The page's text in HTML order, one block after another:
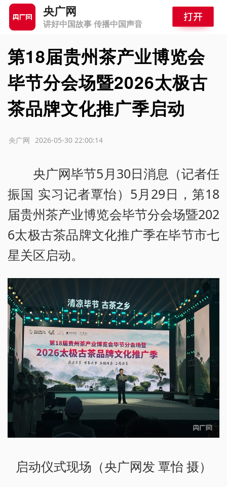
央广网
讲好中国故事 传播中国声音
第18届贵州茶产业博览会
毕节分会场暨2026太极古
茶品牌文化推广季启动
2026-05-30 22:00:14
央广网
央广网毕节5月30日消息（记者任
振国 实习记者覃怡）5月29日，第18
届贵州茶产业博览会毕节分会场暨202
6太极古茶品牌文化推广季在毕节市七
星关区启动。
启动仪式现场（央广网发 覃怡 摄）